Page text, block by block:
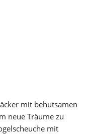
mit behutsamen
neue Träume zu
mit